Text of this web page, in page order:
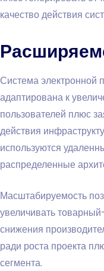
качество действия
Система электронной
адаптирована к
пользователей плюс
действия
используются
распределенные
Масштабируемость
увеличивать
снижения
ради роста проекта
сегмента.